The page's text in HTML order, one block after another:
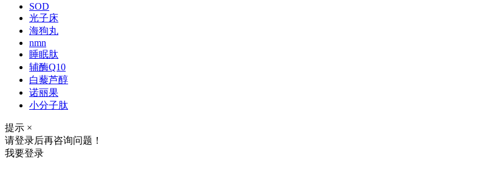
SOD
光子床
海狗丸
nmn
睡眠肽
辅酶Q10
白藜芦醇
诺丽果
小分子肽
提示 ×
请登录后再咨询问题！
我要登录